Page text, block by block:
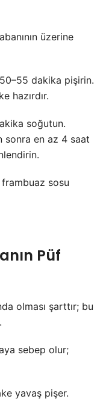
üzerine
50–55 dakika pişirin.
hazırdır.
soğutun.
sonra en az 4 saat
frambuaz sosu
Püf
olması şarttır; bu
sebep olur;
yavaş pişer.